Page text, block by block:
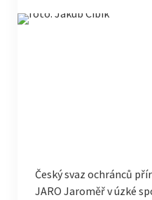
Český svaz ochránců
JARO Jaroměř v úzké